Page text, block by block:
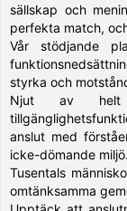
sällskap och
perfekta match,
Vår stödjande
styrka och
Njut av helt
anslut med
icke-dömande miljö.
Tusentals
omtänksamma